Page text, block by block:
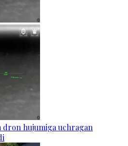
dron hujumiga uchragan